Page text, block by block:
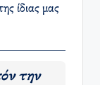
ίδιας μας
την